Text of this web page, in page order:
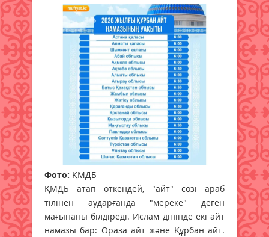
Фото: ҚМДБ
ҚМДБ атап өткендей, "айт" сөзі араб
тілінен аударғанда "мереке" деген
мағынаны білдіреді. Ислам дінінде екі айт
намазы бар: Ораза айт және Құрбан айт.